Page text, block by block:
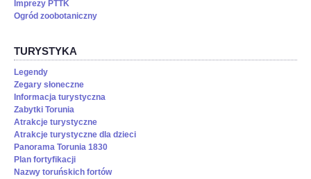
Imprezy PTTK
Ogród zoobotaniczny
TURYSTYKA
Legendy
Zegary słoneczne
Informacja turystyczna
Zabytki Torunia
Atrakcje turystyczne
Atrakcje turystyczne dla dzieci
Panorama Torunia 1830
Plan fortyfikacji
Nazwy toruńskich fortów